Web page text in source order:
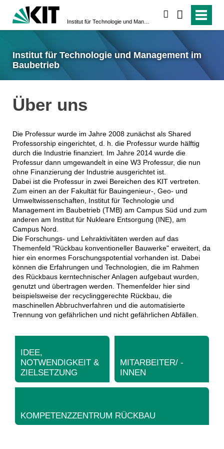
Institut für Technologie und Management im
Baubetrieb
Über uns
Die Professur wurde im Jahre 2008 zunächst als Shared
Professorship eingerichtet, d. h. die Professur wurde hälftig
durch die Industrie finanziert. Im Jahre 2014 wurde die
Professur dann umgewandelt in eine W3 Professur, die nun
ohne Finanzierung der Industrie ausgerichtet ist.
Dabei ist die Professur in zwei Bereichen des KIT vertreten.
Zum einen an der Fakultät für Bauingenieur-, Geo- und
Umweltwissenschaften, Institut für Technologie und
Management im Baubetrieb (TMB) am Campus Süd und zum
anderen am Institut für Nukleare Entsorgung (INE), am
Campus Nord.
Die Forschungs- und Lehraktivitäten werden auf das
Themenfeld "Rückbau konventioneller Bauwerke" erweitert, da
hier ein enormes Forschungspotential vorhanden ist. Dabei
können die Erfahrungen und Technologien, die im Rahmen
des Rückbaus kerntechnischer Anlagen aufgebaut wurden,
genutzt und übertragen werden. Themenfelder hier sind
beispielsweise der recyclinggerechte Rückbau, die
maschinellen Abbruchverfahren und die automatisierte
Trennung von gefährlichen und nicht gefährlichen Abfällen.
IDEE,
NOTWENDIGKEIT &
ZIELSETZUNG
MITARBEITER/ -
INNEN
KOMPETENZZENTRUM RÜCKBAU